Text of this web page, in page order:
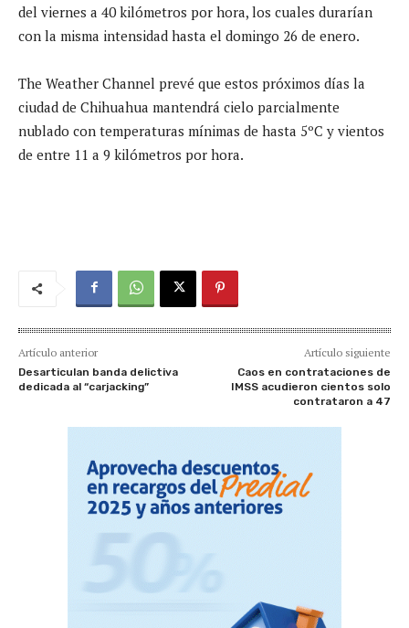
del viernes a 40 kilómetros por hora, los cuales durarían
con la misma intensidad hasta el domingo 26 de enero.
The Weather Channel prevé que estos próximos días la
ciudad de Chihuahua mantendrá cielo parcialmente
nublado con temperaturas mínimas de hasta 5ºC y vientos
de entre 11 a 9 kilómetros por hora.
Artículo anterior
Desarticulan banda delictiva
dedicada al “carjacking”
Artículo siguiente
Caos en contrataciones de
IMSS acudieron cientos solo
contrataron a 47